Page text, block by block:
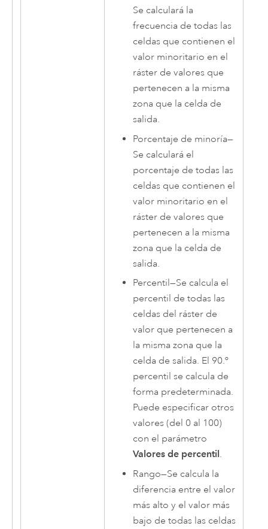
Se calculará la
frecuencia de todas las
celdas que contienen el
valor minoritario en el
ráster de valores que
pertenecen a la misma
zona que la celda de
salida.
Porcentaje de minoría—
Se calculará el
porcentaje de todas las
celdas que contienen el
valor minoritario en el
ráster de valores que
pertenecen a la misma
zona que la celda de
salida.
Percentil—Se calcula el
percentil de todas las
celdas del ráster de
valor que pertenecen a
la misma zona que la
celda de salida. El 90.º
percentil se calcula de
forma predeterminada.
Puede especificar otros
valores (del 0 al 100)
con el parámetro
Valores de percentil .
Rango—Se calcula la
diferencia entre el valor
más alto y el valor más
bajo de todas las celdas